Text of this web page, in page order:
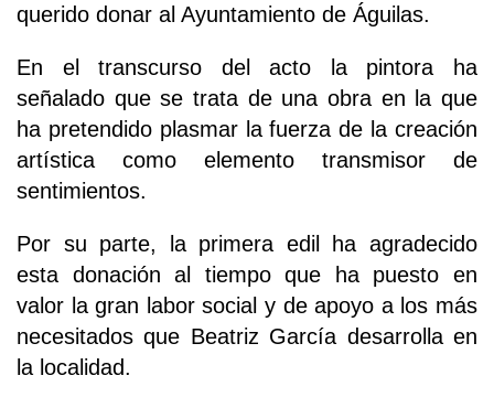
querido donar al Ayuntamiento de Águilas.
En el transcurso del acto la pintora ha
señalado que se trata de una obra en la que
ha pretendido plasmar la fuerza de la creación
artística como elemento transmisor de
sentimientos.
Por su parte, la primera edil ha agradecido
esta donación al tiempo que ha puesto en
valor la gran labor social y de apoyo a los más
necesitados que Beatriz García desarrolla en
la localidad.